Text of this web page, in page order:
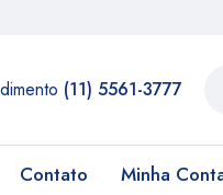
(11) 5561-3777
Contato Minha